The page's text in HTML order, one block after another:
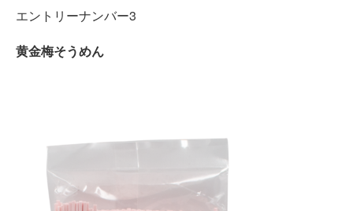
エントリーナンバー3
黄金梅そうめん